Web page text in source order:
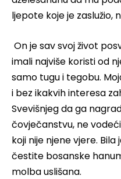
ljepote koje je zaslužio,
On je sav svoj život
imali najviše koristi od
samo tugu i tegobu.
i bez ikakvih interesa
Svevišnjeg da ga
čovječanstvu, ne
koji nije njene vjere.
čestite bosanske
molba uslišana.